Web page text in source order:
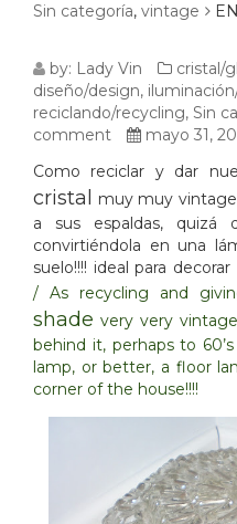
Sin categoría, vintage
EN
CRISTAL
/
IN
GLASS
by: Lady Vin cristal/
diseño/design,
reciclando/recycling, Sin
comment
mayo 31,
Como reciclar y dar
cristal
muy muy
a sus espaldas, quizá
convirtiéndola en una
suelo!!!! ideal para
/ As recycling and
shade very very
behind it, perhaps to
lamp, or better, a floor
corner of the house!!!!